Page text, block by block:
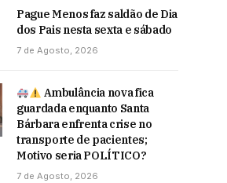
Pague Menos faz saldão de Dia
dos Pais nesta sexta e sábado
7 de Agosto, 2026
Ambulância nova fica
guardada enquanto Santa
Bárbara enfrenta crise no
transporte de pacientes;
Motivo seria POLÍTICO?
7 de Agosto, 2026